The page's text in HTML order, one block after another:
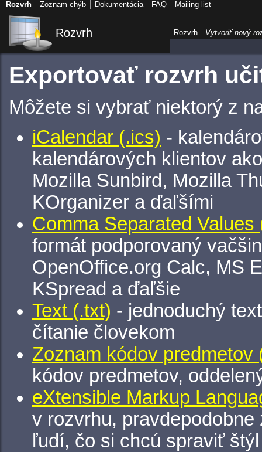
Rozvrh
Exportovať rozvrh
Môžete si vybrať niektorý z
iCalendar (.ics) -
kalendárových klientov
Mozilla Sunbird, Mozilla
KOrganizer a ďaľšími
Comma Separated Values
formát podporovaný
OpenOffice.org Calc, MS
KSpread a ďaľšie
Text (.txt) - jednoduchý
čítanie človekom
Zoznam kódov predmetov
kódov predmetov,
eXtensible Markup
v rozvrhu,
ľudí, čo si chcú spraviť
Rozvrh Vytvoriť nový
Rozvrh Zoznam chýb Dokumentácia FAQ Mailing list